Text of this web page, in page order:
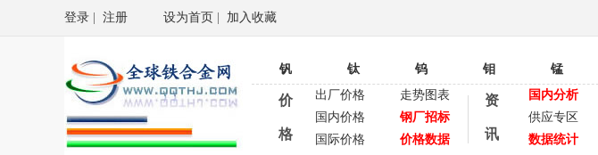
登录 注册 设为首页 加入收藏
钒 钛 钨 钼 锰
价
格
出厂价格
走势图表
国内价格
钢厂招标
国际价格
价格数据
资
讯
国内分析
供应专区
数据统计